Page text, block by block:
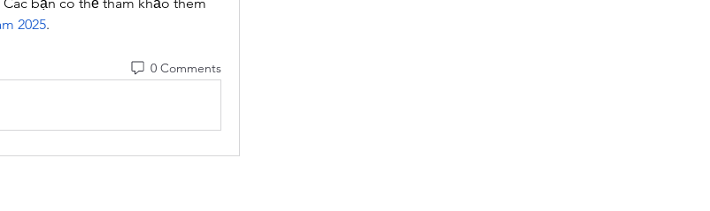
2025.
0 Comments